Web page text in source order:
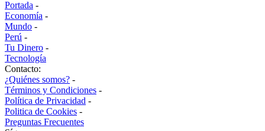
Portada -
Economía -
Mundo -
Perú -
Tu Dinero -
Tecnología
Contacto:
¿Quiénes somos? -
Términos y Condiciones -
Política de Privacidad -
Politica de Cookies -
Preguntas Frecuentes